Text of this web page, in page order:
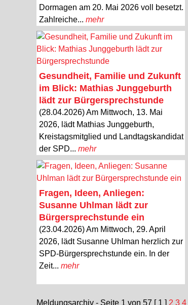
Dormagen am 20. Mai 2026 voll besetzt.
Zahlreiche... mehr
Gesundheit, Familie und Zukunft
im Blick: Mathias Junggeburth
lädt zur Bürgersprechstunde
(28.04.2026) Am Mittwoch, 13. Mai
2026, lädt Mathias Junggeburth,
Kreistagsmitglied und Landtagskandidat
der SPD... mehr
Fragen, Ideen, Anliegen:
Susanne Uhlman lädt zur
Bürgersprechstunde ein
(23.04.2026) Am Mittwoch, 29. April
2026, lädt Susanne Uhlman herzlich zur
SPD-Bürgersprechstunde ein. In der
Zeit... mehr
Meldungsarchiv - Seite 1 von 57 [ 1 ] 2 3 4